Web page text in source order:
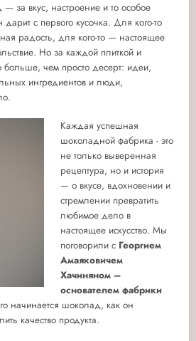
за вкус, настроение и то особое
дарит с первого кусочка. Для кого-то
радость, для кого-то — настоящее
Но за каждой плиткой и
больше, чем просто десерт: идеи,
ингредиентов и люди,
Каждая успешная
шоколадной фабрика - это
не только выверенная
рецептура, но и история
— о вкусе, вдохновении и
стремлении превратить
любимое дело в
настоящее искусство. Мы
поговорили с Георгием
Амаяковичем
Хачиняном–
основателем фабрики
начинается шоколад, как он
качество продукта.